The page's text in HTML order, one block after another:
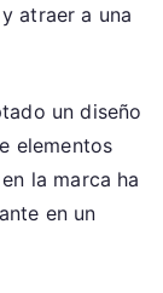
atraer a una
un diseño
elementos
la marca ha
en un